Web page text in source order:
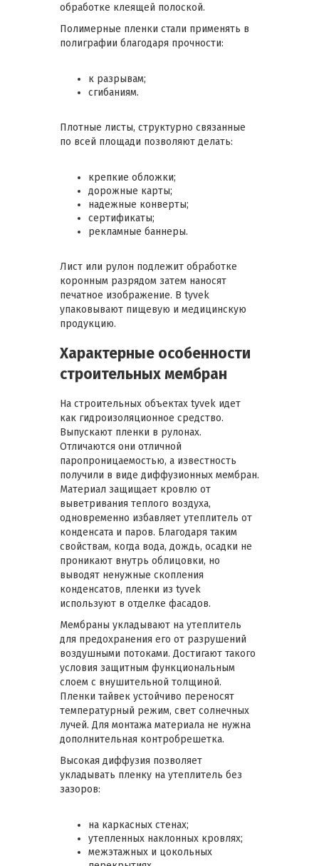
обработке клеящей полоской.
Полимерные пленки стали применять в
полиграфии благодаря прочности:
к разрывам;
сгибаниям.
Плотные листы, структурно связанные
по всей площади позволяют делать:
крепкие обложки;
дорожные карты;
надежные конверты;
сертификаты;
рекламные баннеры.
Лист или рулон подлежит обработке
коронным разрядом затем наносят
печатное изображение. В tyvek
упаковывают пищевую и медицинскую
продукцию.
Характерные особенности
строительных мембран
На строительных объектах tyvek идет
как гидроизоляционное средство.
Выпускают пленки в рулонах.
Отличаются они отличной
паропроницаемостью, а известность
получили в виде диффузионных мембран.
Материал защищает кровлю от
выветривания теплого воздуха,
одновременно избавляет утеплитель от
конденсата и паров. Благодаря таким
свойствам, когда вода, дождь, осадки не
проникают внутрь облицовки, но
выводят ненужные скопления
конденсатов, пленки из tyvek
используют в отделке фасадов.
Мембраны укладывают на утеплитель
для предохранения его от разрушений
воздушными потоками. Достигают такого
условия защитным функциональным
слоем с внушительной толщиной.
Пленки тайвек устойчиво переносят
температурный режим, свет солнечных
лучей. Для монтажа материала не нужна
дополнительная контробрешетка.
Высокая диффузия позволяет
укладывать пленку на утеплитель без
зазоров:
на каркасных стенах;
утепленных наклонных кровлях;
межэтажных и цокольных